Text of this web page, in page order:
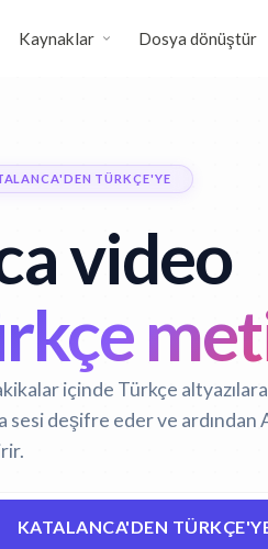
Kaynaklar Dosya dönüştür
TÜRKÇE'YE
video
içinde Türkçe altyazılara
sesi deşifre eder ve ardından
KATALANCA'DEN